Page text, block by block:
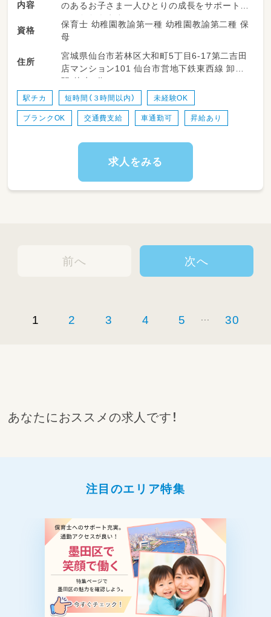
内容
のあるお子さま一人ひとりの成長をサポートし
ていただきます。
具体的には…
お子さま一人ひとりに合わせた療育支援
日常生活動作（身支度・食事・コミュニケーショ
ンなど）の支援
集団活動やレクリエーションの企画・運営
保護者様との情報共有・相談対応
活動記録などの簡単な事務作業
保育園で培った経験を活かしながら、お子さま
資格
保育士 幼稚園教諭第一種 幼稚園教諭第二種 保
母
住所
宮城県仙台市若林区大和町5丁目6-17第二吉田
店マンション101 仙台市営地下鉄東西線 卸町
駅 徒歩4分
駅チカ 短時間（３時間以内） 未経験OK
ブランクOK 交通費支給 車通勤可 昇給あり
求人をみる
前へ
1 2 3 4 5 ... 30
次へ
あなたにおススメの求人です！
注目のエリア特集